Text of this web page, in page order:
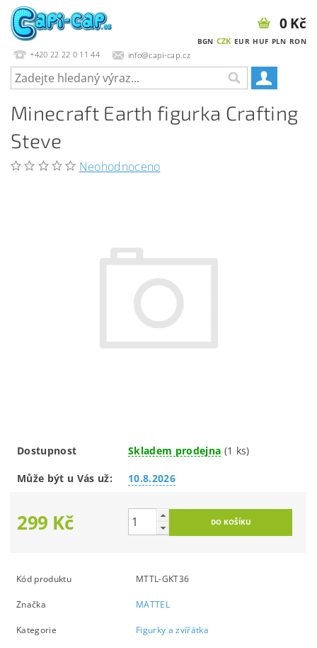
+420 22 22 0 11 44 info@capi-cap.cz
BGN CZK EUR HUF PLN RON
0 Kč
Minecraft Earth figurka Crafting
Steve
Neohodnoceno
Dostupnost Skladem prodejna (1 ks)
Může být u Vás už: 10.8.2026
299 Kč
Kód produktu MTTL-GKT36
Značka MATTEL
Kategorie Figurky a zvířátka